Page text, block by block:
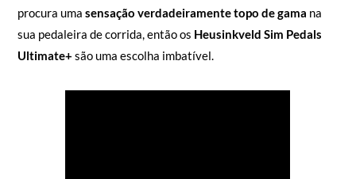
procura uma sensação verdadeiramente topo de gama na
sua pedaleira de corrida, então os Heusinkveld Sim Pedals
Ultimate+ são uma escolha imbatível.